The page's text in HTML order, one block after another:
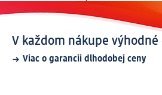
V každom nákupe výhodné
Viac o garancii dlhodobej ceny